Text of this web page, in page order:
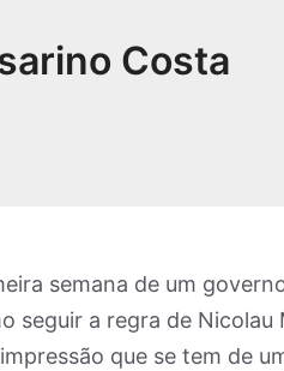
Costa
semana de um
seguir a regra de Nicolau
que se tem de